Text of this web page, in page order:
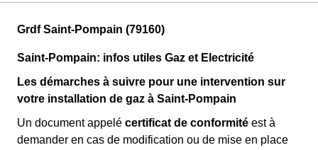
Grdf Saint-Pompain (79160)
Saint-Pompain: infos utiles Gaz et Electricité
Les démarches à suivre pour une intervention sur
votre installation de gaz à Saint-Pompain
Un document appelé certificat de conformité est à
demander en cas de modification ou de mise en place